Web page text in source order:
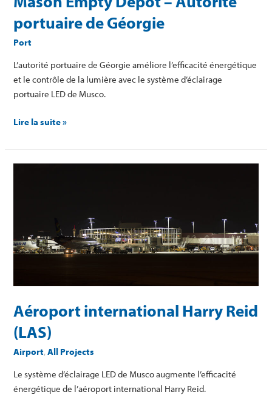
portuaire de Géorgie
Port
L’autorité portuaire de Géorgie améliore l’efficacité énergétique
et le contrôle de la lumière avec le système d’éclairage
portuaire LED de Musco.
Lire la suite »
Aéroport international Harry Reid
(LAS)
Airport,All Projects
Le système d’éclairage LED de Musco augmente l’efficacité
énergétique de l’aéroport international Harry Reid.